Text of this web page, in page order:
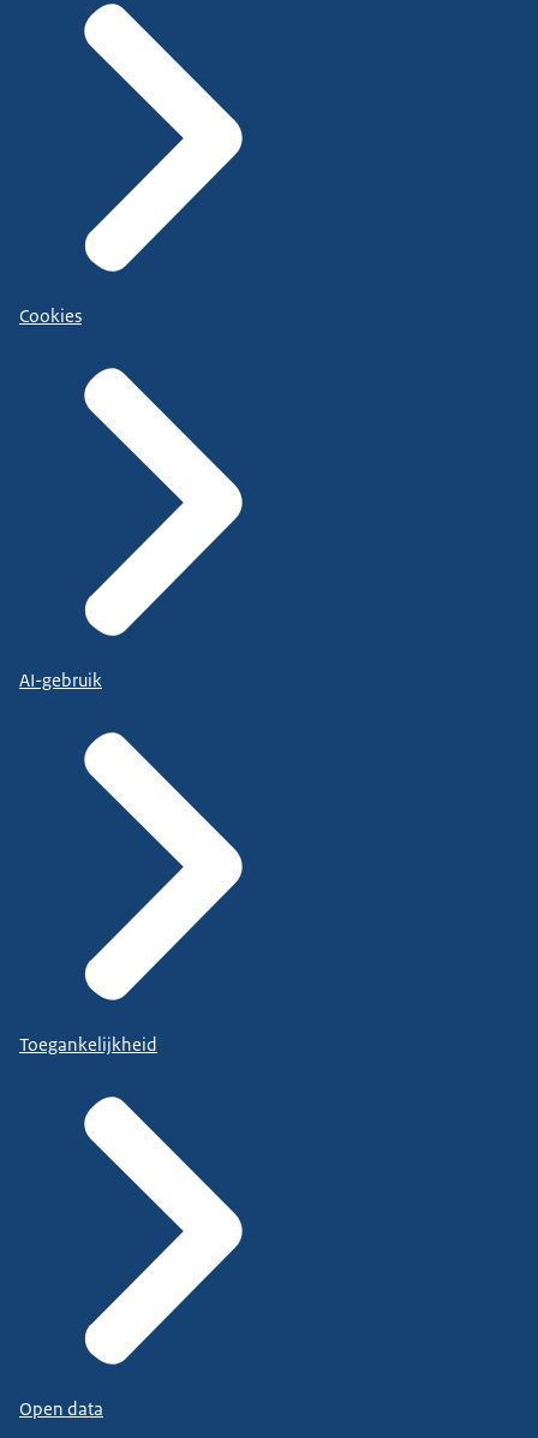
Cookies
AI-gebruik
Toegankelijkheid
Open data